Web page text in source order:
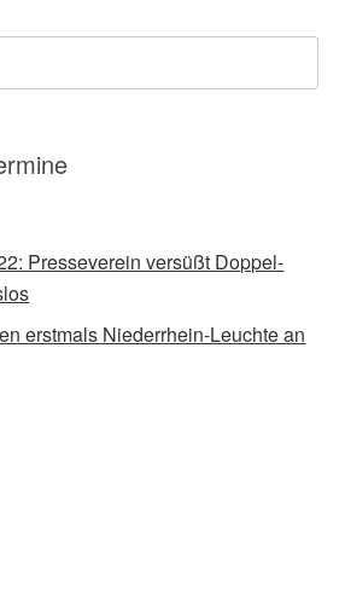
Presseverein versüßt Doppel-
erstmals Niederrhein-Leuchte an